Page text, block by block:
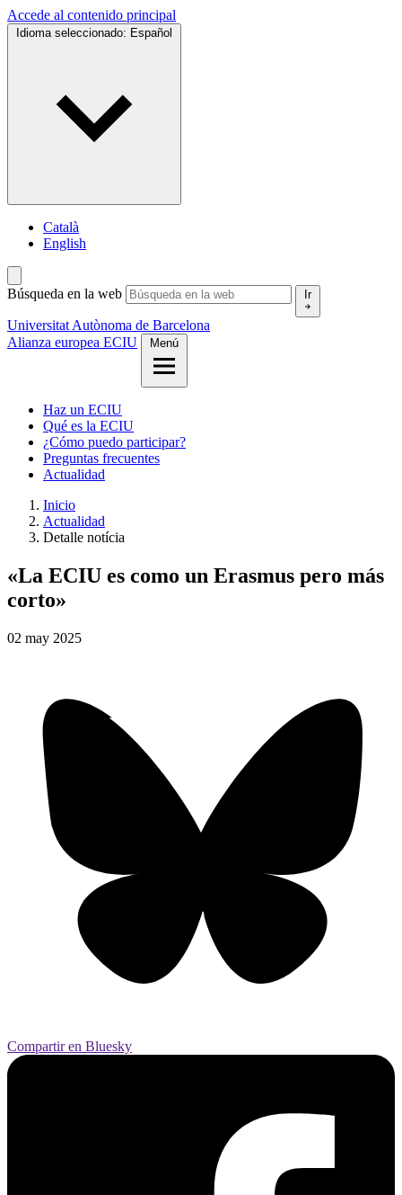
Accede al contenido principal
Idioma seleccionado: Español
Català
English
Búsqueda en la web Ir
Universitat Autònoma de Barcelona
Alianza europea ECIU
Menú
Haz un ECIU
Qué es la ECIU
¿Cómo puedo participar?
Preguntas frecuentes
Actualidad
Inicio
Actualidad
Detalle notícia
«La ECIU es como un Erasmus pero más
corto»
02 may 2025
Compartir en Bluesky